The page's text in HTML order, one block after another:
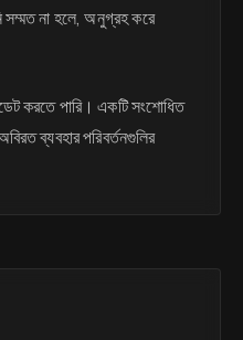
না হলে, অনুগ্রহ করে
করতে পারি। একটি সংশোধিত
ব্যবহার পরিবর্তনগুলির